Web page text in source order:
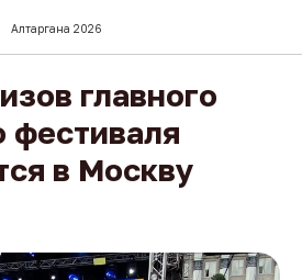
Алтаргана 2026
главного
фестиваля
в Москву